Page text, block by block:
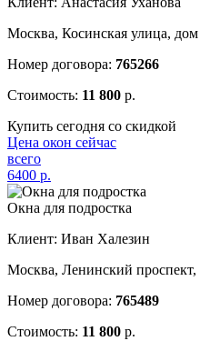
Москва, Косинская улица,
Номер договора: 765266
Стоимость: 11 800 р.
Купить сегодня со скидкой
Цена окон сейчас
всего
6400 р.
Окна для подростка
Клиент: Иван Халезин
Москва, Ленинский проспект,
Номер договора: 765489
Стоимость: 11 800 р.